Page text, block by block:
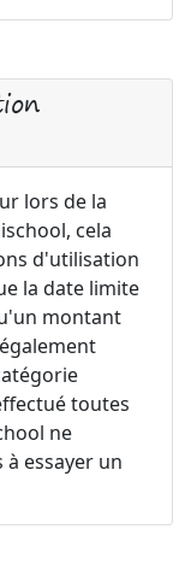
lors de la
cela
d'utilisation
la date limite
montant
toutes
ne
essayer un